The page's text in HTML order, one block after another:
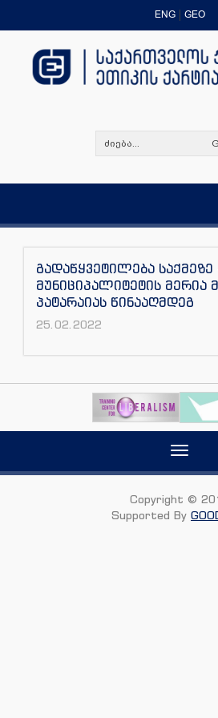
ENG GEO
გადაწყვეტილება
მუნიციპალიტეტის მერია
პატარაიას წინააღმდეგ
25.02.2022
Toggle
Copyright ©
Supported By